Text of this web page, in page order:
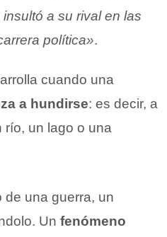
a su rival en las
política».
cuando una
a hundirse: es decir, a
río, un lago o una
de una guerra, un
Un fenómeno